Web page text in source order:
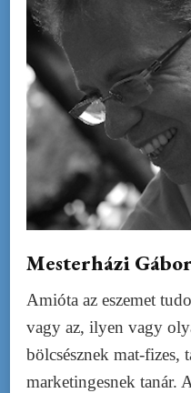
Mesterházi Gábor
Amióta az eszemet
vagy az, ilyen vagy
bölcsésznek mat-fizes,
marketingesnek tanár.